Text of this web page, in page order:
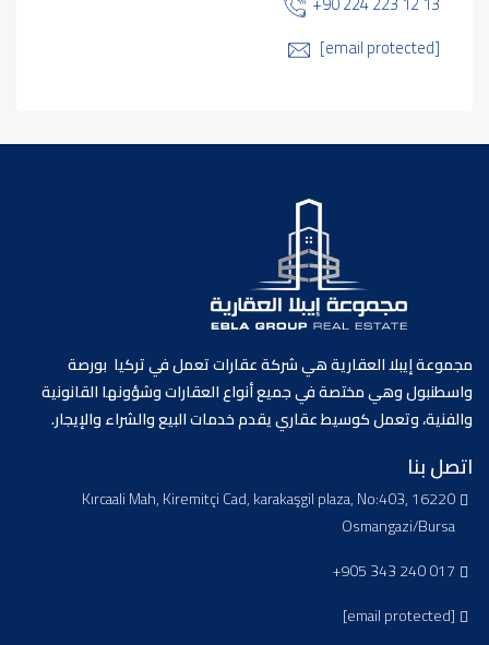
[email protected]
مجموعة إيبلا العقارية هي شركة عقارات تعمل في تركيا بورصة
واسطنبول وهي مختصة في جميع أنواع العقارات وشؤونها القانونية
والفنية، وتعمل كوسيط عقاري يقدم خدمات البيع والشراء والإيجار.
اتصل بنا
Kırcaali Mah, Kiremitçi Cad, karakaşgil plaza, No:403, 16220
Osmangazi/Bursa
+905 343 240 017
[email protected]